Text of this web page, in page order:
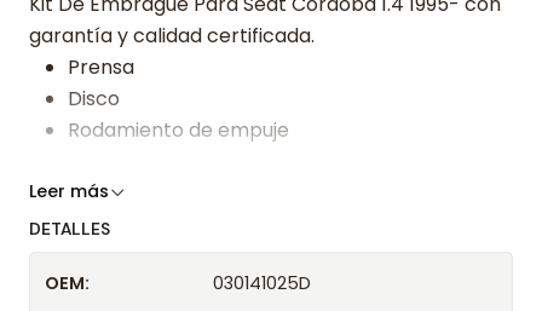
garantía y calidad certificada.
Prensa
Disco
Rodamiento de empuje
Somos especialistas en embragues desde 2019,
Leer más
DETALLES
OEM: 030141025D